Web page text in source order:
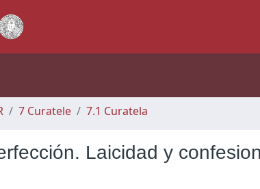
7 Curatele 7.1 Curatela
Laicidad y